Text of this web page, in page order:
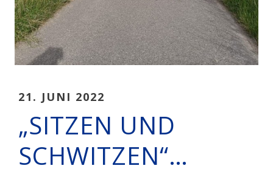
21. JUNI 2022
„SITZEN UND
SCHWITZEN“…